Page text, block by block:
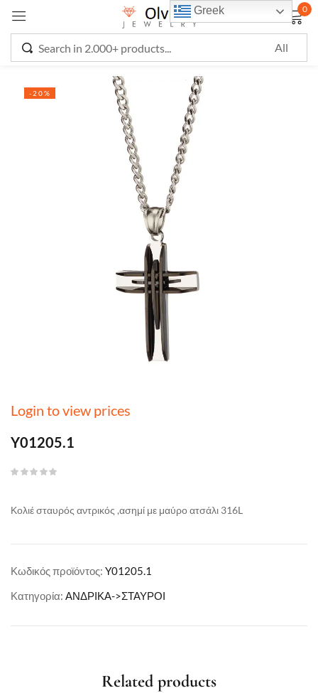
0
-20%
Login to view prices
Y01205.1
Κολιέ σταυρός αντρικός ,ασημί με μαύρο ατσάλι 316L
Κωδικός προϊόντος: Y01205.1
Κατηγορία: ΑΝΔΡΙΚΑ->ΣΤΑΥΡΟΙ
Related products
Greek
Sign in
Remember me
LOG IN
CREATE AN ACCOUNT